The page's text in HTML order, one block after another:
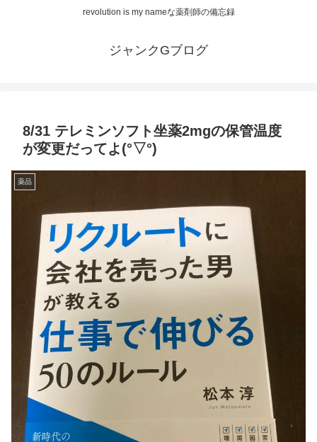
revolution is my nameな薬剤師の備忘録
ジャンクGブログ
8/31 テレミンソフト坐薬2mgの保管温度
が変更だってよ(°▽°)
薬品